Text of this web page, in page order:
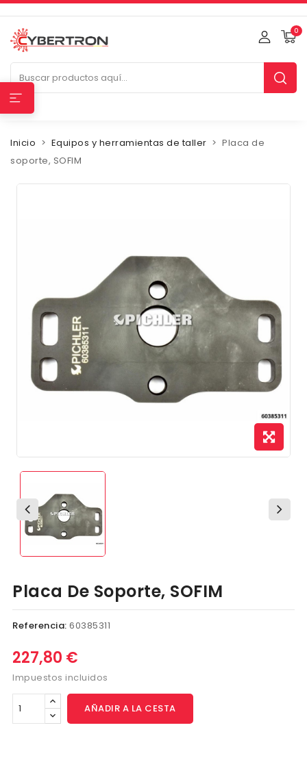
0
Inicio Equipos y herramientas de taller
Placa de
soporte, SOFIM
Placa De Soporte, SOFIM
Referencia: 60385311
227,80 €
Impuestos incluidos
AÑADIR A LA CESTA